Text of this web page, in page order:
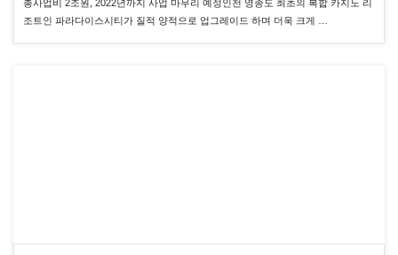
총사업비 2조원, 2022년까지 사업 마무리 예정인천 영종도 최초의 복합 카지노 리
조트인 파라다이스시티가 질적 양적으로 업그레이드 하며 더욱 크게 …